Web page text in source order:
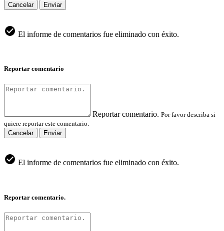
Cancelar Enviar
El informe de comentarios fue eliminado con éxito.
Reportar comentario
Reportar comentario. Por favor describa si
quiere reportar este comentario.
Cancelar
Enviar
El informe de comentarios fue eliminado con éxito.
Reportar comentario.